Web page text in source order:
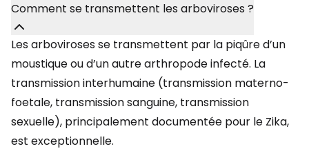
Comment se transmettent les arboviroses ?
Les arboviroses se transmettent par la piqûre d’un
moustique ou d’un autre arthropode infecté. La
transmission interhumaine (transmission materno-
foetale, transmission sanguine, transmission
sexuelle), principalement documentée pour le Zika,
est exceptionnelle.